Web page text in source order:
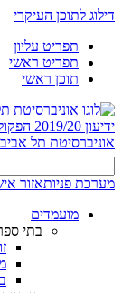
דילוג לתוכן העיקרי
תפריט עליון
תפריט ראשי
תוכן ראשי
ידיעון 2019/20
אוניברסיטת תל אביב
מערכת פניותאזור
מועמדים
בתי